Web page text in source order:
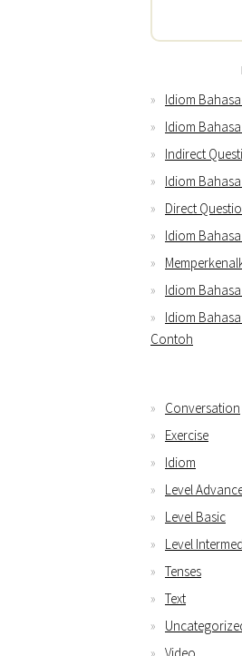
Idiom
Idiom
Indirect
Idiom
Direct
Idiom
Idiom
Idiom
Contoh
Conversation
Exercise
Idiom
Level
Level Basic
Level
Tenses
Text
Video